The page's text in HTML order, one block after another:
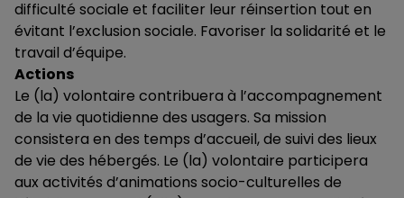
difficulté sociale et faciliter leur réinsertion tout en
évitant l’exclusion sociale. Favoriser la solidarité et le
travail d’équipe.
Actions
Le (la) volontaire contribuera à l’accompagnement
de la vie quotidienne des usagers. Sa mission
consistera en des temps d’accueil, de suivi des lieux
de vie des hébergés. Le (la) volontaire participera
aux activités d’animations socio-culturelles de